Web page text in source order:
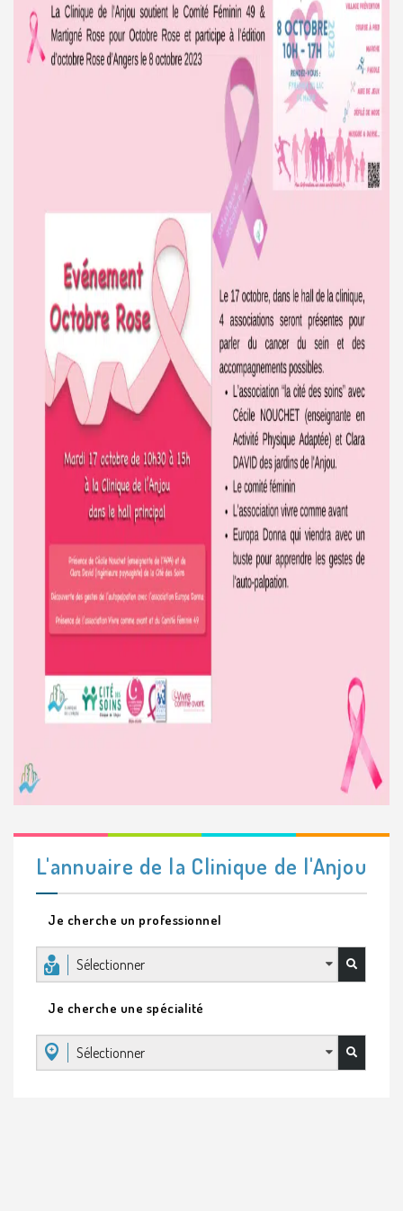
L'annuaire de la Clinique de l'Anjou
Je cherche un professionnel
Sélectionner
Je cherche une spécialité
Sélectionner